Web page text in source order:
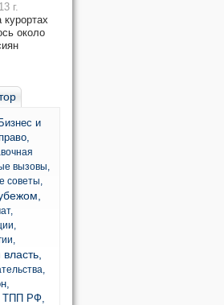
г.
курортах
около
Бизнес и
вызовы,
советы,
ТПП РФ,